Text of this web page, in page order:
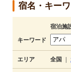
宿名・キー
宿泊施
キーワード
エリア 全国